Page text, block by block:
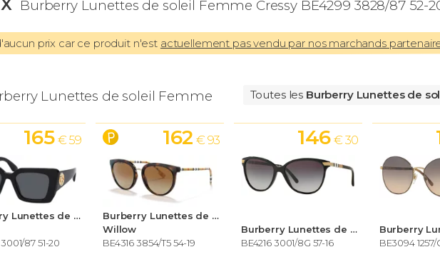
Burberry Lunettes de soleil Femme Cressy BE4299 3828/87 52-
prix car ce produit n'est actuellement pas vendu par nos marchands
Lunettes de soleil Femme Toutes les Burberry Lunettes de
Burberry Lunettes de soleil Femme
87 51-20
165 € 59
Burberry Lunettes de soleil Femme
Willow
BE4316 3854/T5 54-19
162 € 93
Burberry Lunettes de soleil Femme
BE4216 3001/8G 57-16
146 € 30
BE3094 1257/